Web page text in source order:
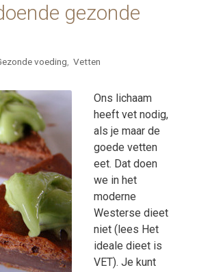
gezonde
voeding Vetten
Ons lichaam
heeft vet nodig,
als je maar de
goede vetten
eet. Dat doen
we in het
moderne
Westerse dieet
niet (lees Het
ideale dieet is
VET). Je kunt